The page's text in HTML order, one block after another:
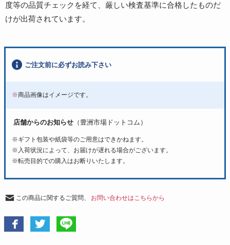
度等の品質チェックを経て、厳しい検査基準に合格したものだ
けが出荷されています。
ご注文前に必ずお読み下さい
※商品画像はイメージです。
店舗からのお知らせ （豊洲市場ドットコム）
※ギフト包装や紙袋等のご用意はできかねます。
※入荷状況によって、お届けが遅れる場合がございます。
※転売目的での購入はお断りいたします。
この商品に関するご質問、 お問い合わせはこちらから